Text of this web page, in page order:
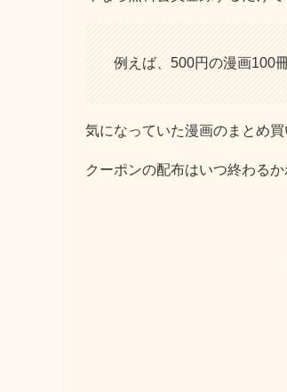
例えば、500円の漫画100
気になっていた漫画のまとめ買
クーポンの配布はいつ終わる